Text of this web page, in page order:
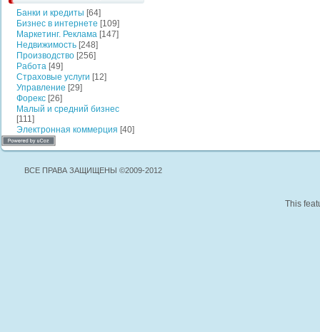
Банки и кредиты [64]
Бизнес в интернете [109]
Маркетинг. Реклама [147]
Недвижимость [248]
Производство [256]
Работа [49]
Страховые услуги [12]
Управление [29]
Форекс [26]
Малый и средний бизнес
[111]
Электронная коммерция [40]
ВСЕ ПРАВА ЗАЩИЩЕНЫ ©2009-2012
This